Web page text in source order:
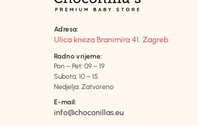
Adresa:
Ulica kneza Branimira 41, Zagreb
Radno vrijeme:
Pon – Pet: 09 – 19
Subota: 10 – 15
Nedjelja: Zatvoreno
E-mail:
info@choconillas.eu